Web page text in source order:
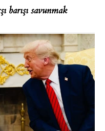
barışı savunmak